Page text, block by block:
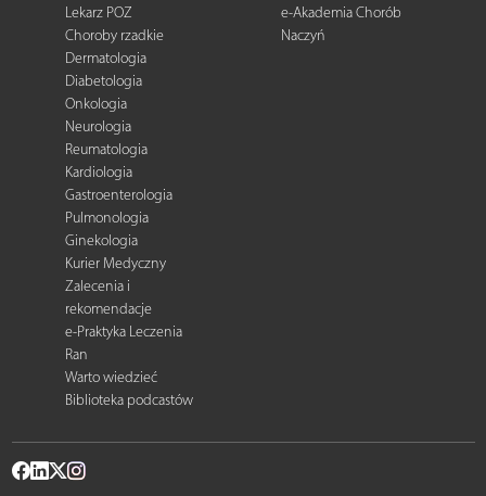
Lekarz POZ
Choroby rzadkie
Dermatologia
Diabetologia
Onkologia
Neurologia
Reumatologia
Kardiologia
Gastroenterologia
Pulmonologia
Ginekologia
Kurier Medyczny
Zalecenia i
rekomendacje
e-Praktyka Leczenia
Ran
Warto wiedzieć
Biblioteka podcastów
e-Akademia Chorób
Naczyń